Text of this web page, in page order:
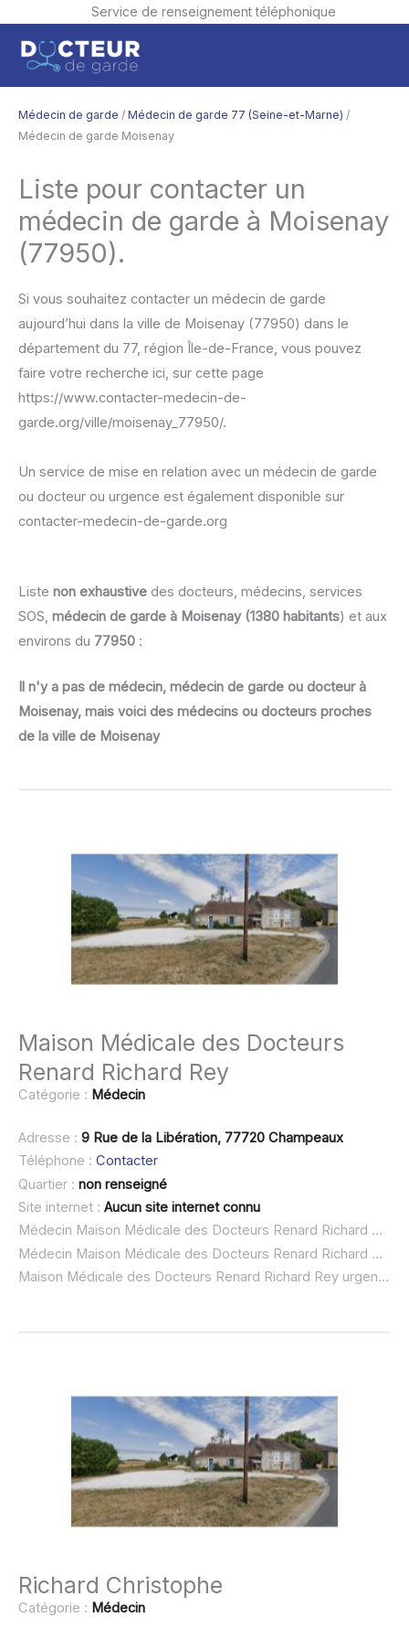
Service de renseignement téléphonique
contenu
Médecin de garde / Médecin de garde 77 (Seine-et-Marne) /
Médecin de garde Moisenay
Liste pour contacter un
médecin de garde à Moisenay
(77950).
Si vous souhaitez contacter un médecin de garde
aujourd’hui dans la ville de Moisenay (77950) dans le
département du 77, région Île-de-France, vous pouvez
faire votre recherche ici, sur cette page
https://www.contacter-medecin-de-
garde.org/ville/moisenay_77950/.
Un service de mise en relation avec un médecin de garde
ou docteur ou urgence est également disponible sur
contacter-medecin-de-garde.org
Liste non exhaustive des docteurs, médecins, services
SOS, médecin de garde à Moisenay (1380 habitants) et aux
environs du 77950 :
Il n'y a pas de médecin, médecin de garde ou docteur à
Moisenay, mais voici des médecins ou docteurs proches
de la ville de Moisenay
Maison Médicale des Docteurs
Renard Richard Rey
Catégorie : Médecin
Adresse : 9 Rue de la Libération, 77720 Champeaux
Téléphone : Contacter
Quartier : non renseigné
Site internet : Aucun site internet connu
Médecin Maison Médicale des Docteurs Renard Richard Rey à domicile :
Médecin Maison Médicale des Docteurs Renard Richard Rey ouvert dimanche :
Maison Médicale des Docteurs Renard Richard Rey urgence à domicile ou SOS médecin :
Richard Christophe
Catégorie : Médecin